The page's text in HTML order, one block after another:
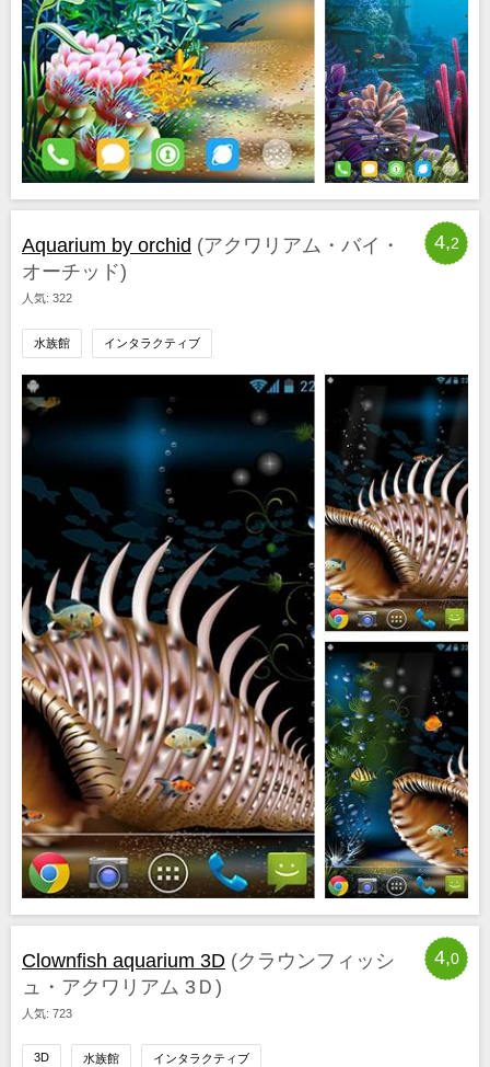
4,2
Aquarium by orchid (アクワリアム・バイ・
オーチッド)
人気: 322
水族館 インタラクティブ
4,0
Clownfish aquarium 3D (クラウンフィッシ
ュ・アクワリアム 3Ｄ)
人気: 723
3D 水族館 インタラクティブ